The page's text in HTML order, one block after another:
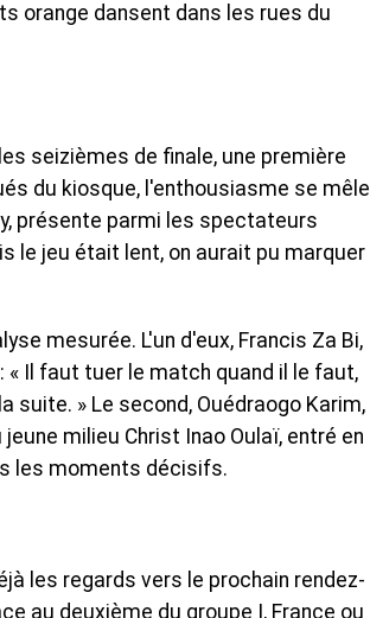
orange dansent dans les rues du
seizièmes de finale, une première
du kiosque, l'enthousiasme se mêle
présente parmi les spectateurs
le jeu était lent, on aurait pu marquer
mesurée. L'un d'eux, Francis Za Bi,
Il faut tuer le match quand il le faut,
suite. » Le second, Ouédraogo Karim,
milieu Christ Inao Oulaï, entré en
les moments décisifs.
les regards vers le prochain rendez-
au deuxième du groupe I, France ou